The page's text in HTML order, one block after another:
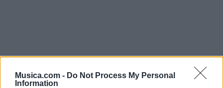
Musica.com - Do Not Process My Personal
Information